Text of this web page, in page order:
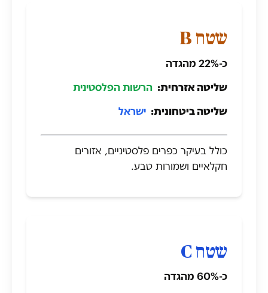
שטח B
כ-22% מהגדה
שליטה אזרחית: הרשות הפלסטינית
שליטה ביטחונית: ישראל
כולל בעיקר כפרים פלסטיניים, אזורים
חקלאיים ושמורות טבע.
שטח C
כ-60% מהגדה